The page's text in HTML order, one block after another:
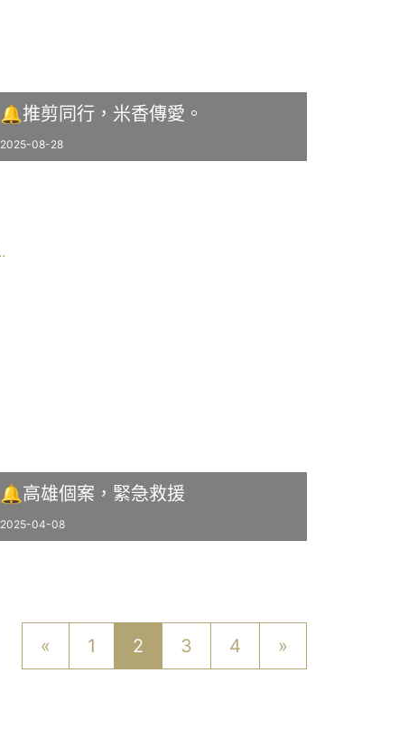
🔔推剪同行，米香傳愛。
2025-08-28
🔔高雄個案，緊急救援
2025-04-08
« 1 2 3 4 »